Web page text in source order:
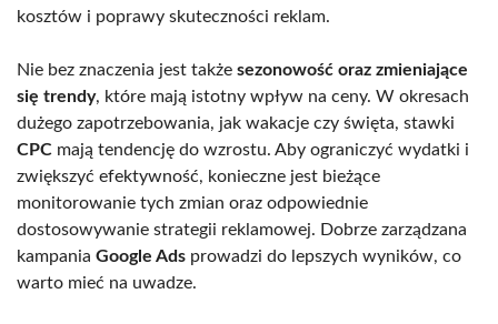
kosztów i poprawy skuteczności reklam.
Nie bez znaczenia jest także sezonowość oraz zmieniające
się trendy, które mają istotny wpływ na ceny. W okresach
dużego zapotrzebowania, jak wakacje czy święta, stawki
CPC mają tendencję do wzrostu. Aby ograniczyć wydatki i
zwiększyć efektywność, konieczne jest bieżące
monitorowanie tych zmian oraz odpowiednie
dostosowywanie strategii reklamowej. Dobrze zarządzana
kampania Google Ads prowadzi do lepszych wyników, co
warto mieć na uwadze.